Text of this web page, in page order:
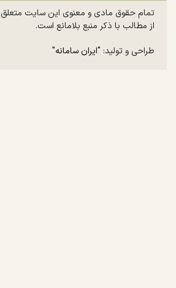
تمام حقوق مادی و معنوی این سایت متعلق
از مطالب با ذکر منبع بلامانع است.
طراحی و تولید: "ایران سامانه"